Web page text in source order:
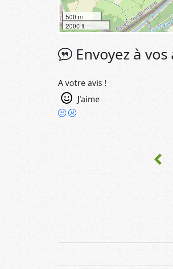
500 m
2000 ft
Envoyez à vos
A votre avis !
J'aime
chevron_left